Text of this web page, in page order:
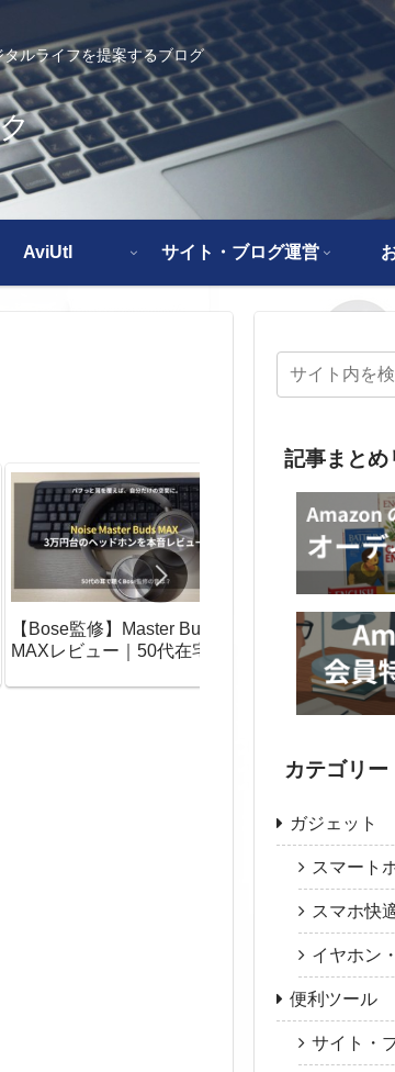
ルライフを提案するブログ
AviUtl サイト・ブログ運営
【Bose監修】Master Buds
MAXレビュー｜50代在宅ワ
入感」
記事まとめ
カテゴリー
ガジェット
スマート
スマホ快
イヤホン
便利ツール
サイト・